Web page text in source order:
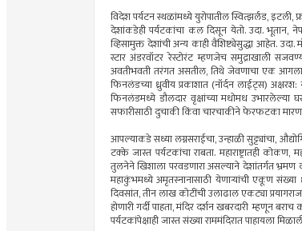
विदेश पर्यटन स्थळांमध्ये युरोपातील स्वित्झर्लंड, इटली,
देशांकडेही पर्यटकांचा कल दिसून येतो. उदा. भूतान,
व्हिसामुक्त देशांची अन्य काही वैशिष्ट्येसुद्धा आहेत.
स्टार अंडरवॉटर रेस्टोरंट म्हणजेच समुद्राखाली
अवतीभवती तरंगत असतील, तिथे जेवणाचा एक
फिनलंडच्या ध्रुवीय प्रकाशात (नॉर्दन लाईट्स)
फिनलंडमध्ये डौलदार वृक्षांच्या मधोमध उभारलेल्या
सफारीसाठी दुचाकी किंवा चारचाकीने फेरफटका
आपल्याकडे सध्या लग्नसराईचा, उन्हाळी सुट्ट्यांचा,
टक्के जास्त पर्यटकांचा राबता. महाराष्ट्रातही कोकण,
तुलनेने खिशाला परवडणारा असल्याने देशांतर्गत भ्रमण
महाकुंभमध्ये अमृतस्नानासाठी येणार्‍यांची एकूण संख्या
दिवसांत, तीन लाख कोटींची उलाढाल एकट्या
होणारी गर्दी पाहता, मंदिर दर्शन खबरदारी म्हणून
पर्यटकांपेक्षाही जास्त संख्या राममंदिरात पाहायला